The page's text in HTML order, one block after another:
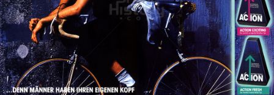
ACTION - DAS MÄNNER-SHAMPOO
Henkel Central Eastern Europe GmbH
1988
Bild-ID: 19635